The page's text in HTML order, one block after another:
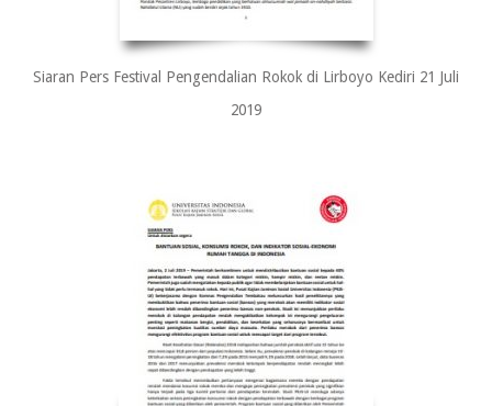
Siaran Pers Festival Pengendalian Rokok di Lirboyo Kediri 21 Juli
2019